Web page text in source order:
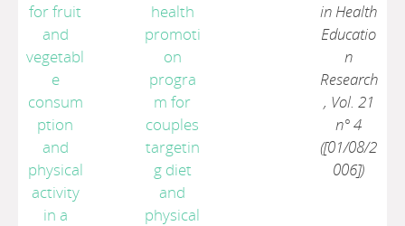
for fruit
and
vegetabl
e
consum
ption
and
physical
activity
in a
health
promoti
on
progra
m for
couples
targetin
g diet
and
physical
in Health
Educatio
n
Research
, Vol. 21
n° 4
([01/08/2
006])